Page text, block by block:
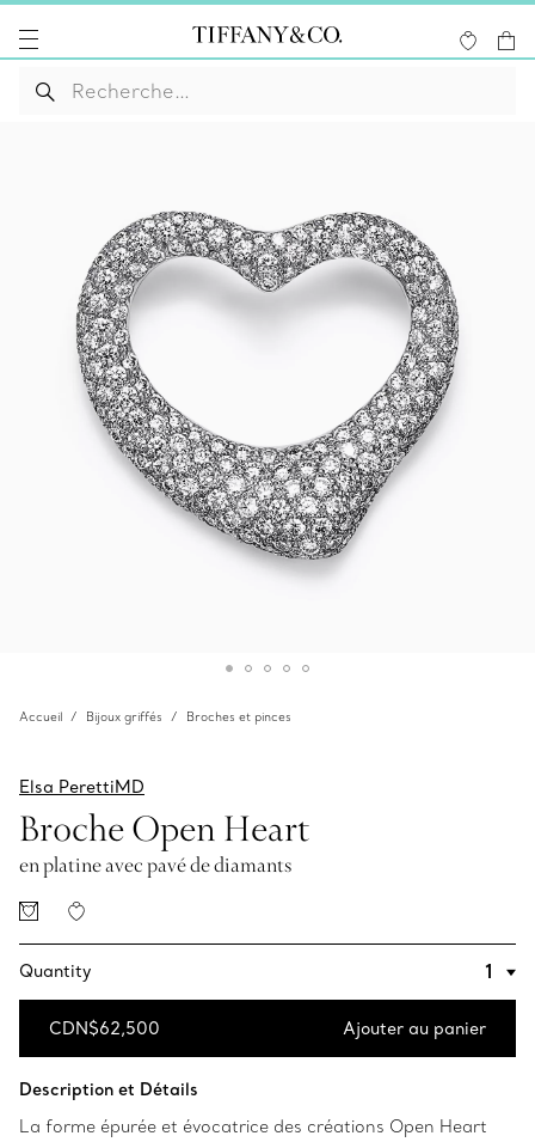
Accueil Bijoux griffés Broches et pinces
Elsa PerettiMD
Broche Open Heart
en platine avec pavé de diamants
Quantity
CDN$62,500 Ajouter au panier
Description et Détails
La forme épurée et évocatrice des créations Open Heart